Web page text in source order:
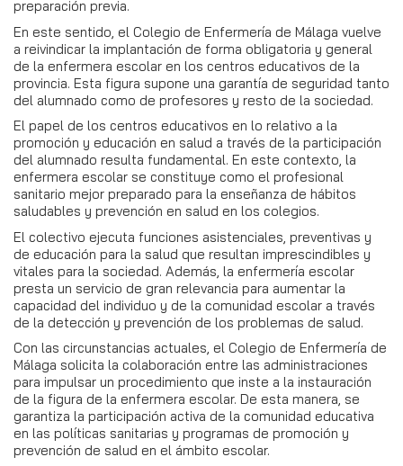
preparación previa.
En este sentido, el Colegio de Enfermería de Málaga vuelve
a reivindicar la implantación de forma obligatoria y general
de la enfermera escolar en los centros educativos de la
provincia. Esta figura supone una garantía de seguridad tanto
del alumnado como de profesores y resto de la sociedad.
El papel de los centros educativos en lo relativo a la
promoción y educación en salud a través de la participación
del alumnado resulta fundamental. En este contexto, la
enfermera escolar se constituye como el profesional
sanitario mejor preparado para la enseñanza de hábitos
saludables y prevención en salud en los colegios.
El colectivo ejecuta funciones asistenciales, preventivas y
de educación para la salud que resultan imprescindibles y
vitales para la sociedad. Además, la enfermería escolar
presta un servicio de gran relevancia para aumentar la
capacidad del individuo y de la comunidad escolar a través
de la detección y prevención de los problemas de salud.
Con las circunstancias actuales, el Colegio de Enfermería de
Málaga solicita la colaboración entre las administraciones
para impulsar un procedimiento que inste a la instauración
de la figura de la enfermera escolar. De esta manera, se
garantiza la participación activa de la comunidad educativa
en las políticas sanitarias y programas de promoción y
prevención de salud en el ámbito escolar.